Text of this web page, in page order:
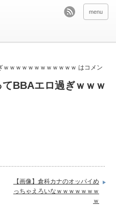
menu
ｗｗｗｗｗｗｗｗｗｗｗｗ はコメン
てBBAエロ過ぎｗｗｗ
【画像】倉科カナのオッパイめ
っちゃえろいなｗｗｗｗｗｗｗ
ｗ